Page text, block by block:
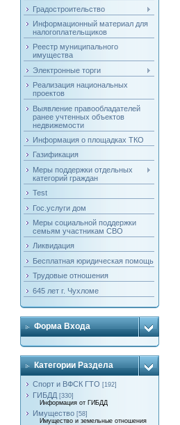
Градостроительство
Информационный материал для
налогоплательщиков
Реестр муниципального
имущества
Электронные торги
Реализация национальных
проектов
Выявление правообладателей
ранее учтенных объектов
недвижемости
Информация о площадках ТКО
Газификация
Меры поддержки отдельных
категорий граждан
Test
Гос.услуги дом
Меры социальной поддержки
семьям участникам СВО
Ликвидация
Бесплатная юридическая помощь
Трудовые отношения
645 лет г. Чухломе
Форма Входа
Категории Раздела
Спорт и ВФСК ГТО [192]
ГИБДД [330]
Информация от ГИБДД
Имущество [58]
Имущество и земельные отношения